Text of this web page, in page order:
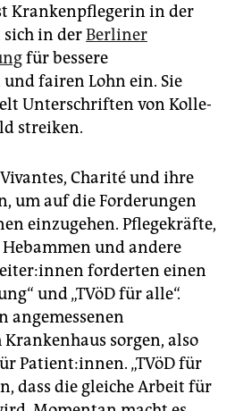
Krankenpflegerin in der
sich in derBerliner
für bessere
fairen Lohn ein. Sie
Unterschriften von Kol­le­
streiken.
Charité und ihre
um auf die Forderungen
einzugehen. Pflegekräfte,
und andere
forderten einen
und „TVöD für alle“.
angemessenen
sorgen, also
Patient:innen. „TVöD für
dass die gleiche Arbeit für